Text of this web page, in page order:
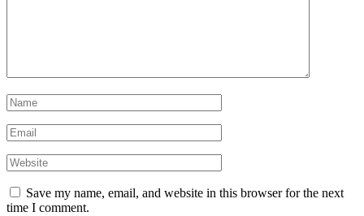
Save my name, email, and website in this browser for the next
time I comment.